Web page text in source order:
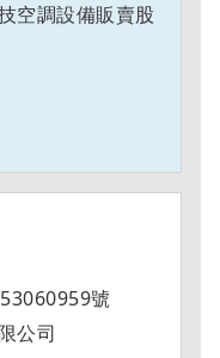
空調設備販賣股
號
公司